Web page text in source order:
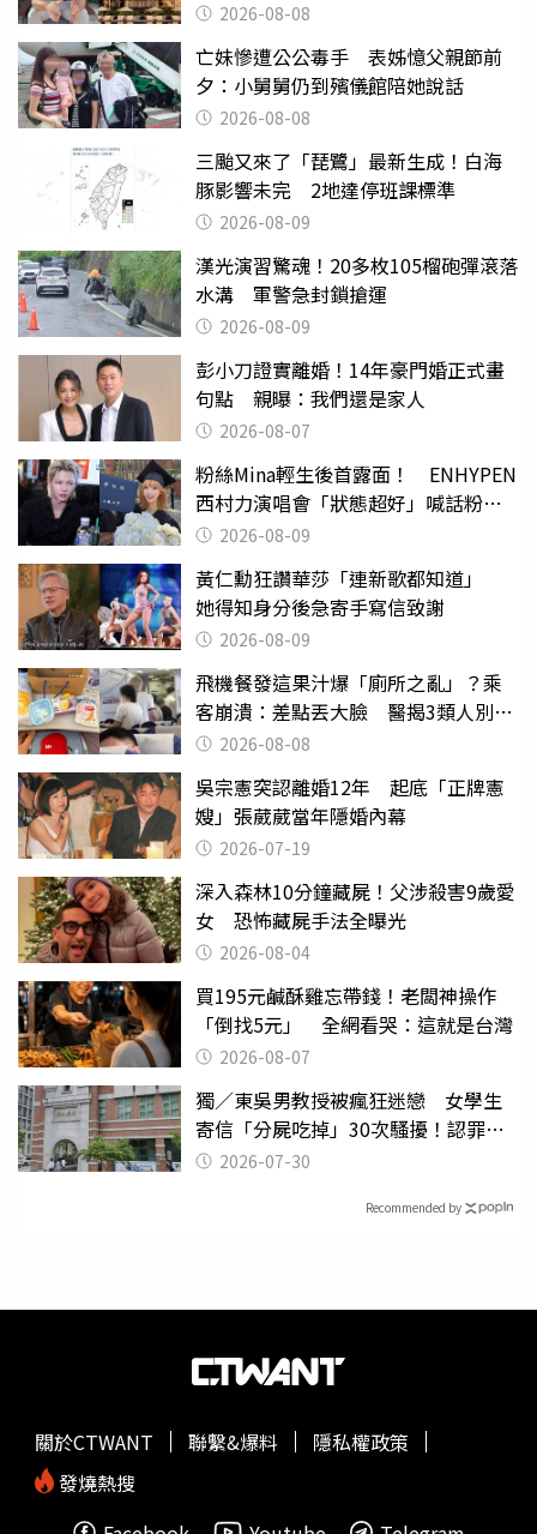
2026-08-08
亡妹慘遭公公毒手 表姊憶父親節前
夕：小舅舅仍到殯儀館陪她說話
2026-08-08
三颱又來了「琵鷺」最新生成！白海
豚影響未完 2地達停班課標準
2026-08-09
漢光演習驚魂！20多枚105榴砲彈滾落
水溝 軍警急封鎖搶運
2026-08-09
彭小刀證實離婚！14年豪門婚正式畫
句點 親曝：我們還是家人
2026-08-07
粉絲Mina輕生後首露面！ ENHYPEN
西村力演唱會「狀態超好」喊話粉
絲：我們心意相通
2026-08-09
黃仁勳狂讚華莎「連新歌都知道」
她得知身分後急寄手寫信致謝
2026-08-09
飛機餐發這果汁爆「廁所之亂」？乘
客崩潰：差點丟大臉 醫揭3類人別亂
喝 2026-08-08
吳宗憲突認離婚12年 起底「正牌憲
嫂」張葳葳當年隱婚內幕
2026-07-19
深入森林10分鐘藏屍！父涉殺害9歲愛
女 恐怖藏屍手法全曝光
2026-08-04
買195元鹹酥雞忘帶錢！老闆神操作
「倒找5元」 全網看哭：這就是台灣
2026-08-07
獨／東吳男教授被瘋狂迷戀 女學生
寄信「分屍吃掉」30次騷擾！認罪免
關 2026-07-30
Recommended by
關於CTWANT 聯繫&爆料
隱私權政策
發燒熱搜